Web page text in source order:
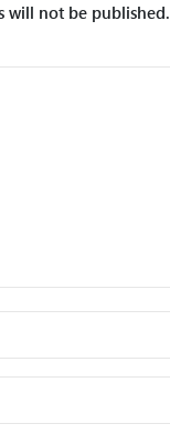
will not be published.